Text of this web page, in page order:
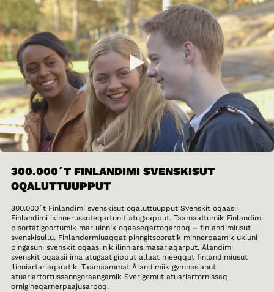
300.000´T FINLANDIMI SVENSKISUT
OQALUTTUUPPUT
300.000´t Finlandimi svenskisut oqaluttuupput Svenskit oqaasii
Finlandimi ikinnerussuteqartunit atugaapput. Taamaattumik Finlandimi
pisortatigoortumik marluinnik oqaaseqartoqarpoq – finlandimiusut
svenskisullu. Finlandermiuaqqat pinngitsooratik minnerpaamik ukiuni
pingasuni svenskit oqaasiinik ilinniarsimasariaqarput. Ålandimi
svenskit oqaasii ima atugaatigipput allaat meeqqat finlandimiusut
ilinniartariaqaratik. Taamaammat Ålandimiik gymnasianut
atuariartortussanngoraangamik Sverigemut atuariartornissaq
ornigineqarnerpaajusarpoq.